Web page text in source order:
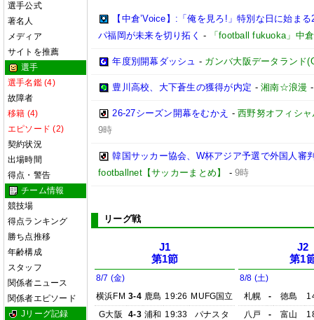
選手公式
著名人
メディア
サイトを推薦
選手
選手名鑑 (4)
故障者
移籍 (4)
エピソード (2)
契約状況
出場時間
得点・警告
チーム情報
競技場
得点ランキング
勝ち点推移
年齢構成
スタッフ
関係者ニュース
関係者エピソード
Jリーグ記録
【中倉’Voice】:「俺を見ろ!」特別な日に始ま
パ福岡が未来を切り拓く - 「football fukuoka」中
年度別開幕ダッシュ - ガンバ大阪データランド
豊川高校、大下蒼生の獲得が内定 -湘南☆浪漫
26-27シーズン開幕をむかえ -西野努オフィシ
9時
韓国サッカー協会、W杯アジア予選で外国人
footballnet【サッカーまとめ】
-9時
リーグ戦
J1
第1節
8/7 (金)
横浜FM 3-4 鹿島 19:26 MUFG国立
G大阪
4-3 浦和 19:33
パナスタ
J2
第1
8/8 (土)
札幌
- 徳島
八戸
- 富山